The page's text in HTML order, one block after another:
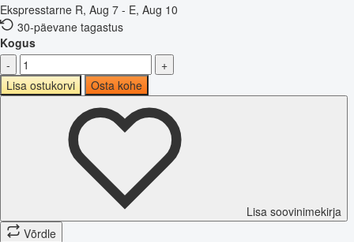
Ekspresstarne R, Aug 7 - E, Aug 10
30-päevane tagastus
Kogus
-
+
Lisa ostukorvi
Osta kohe
Lisa soovinimekirja
Võrdle